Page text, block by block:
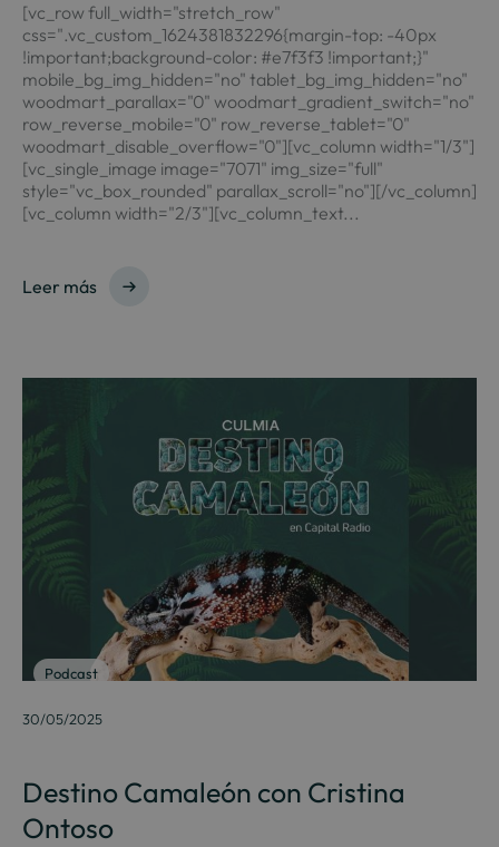
[vc_row full_width="stretch_row"
css=".vc_custom_1624381832296{margin-top: -40px
!important;background-color: #e7f3f3 !important;}"
mobile_bg_img_hidden="no" tablet_bg_img_hidden="no"
woodmart_parallax="0" woodmart_gradient_switch="no"
row_reverse_mobile="0" row_reverse_tablet="0"
woodmart_disable_overflow="0"][vc_column width="1/3"]
[vc_single_image image="7071" img_size="full"
style="vc_box_rounded" parallax_scroll="no"][/vc_column]
[vc_column width="2/3"][vc_column_text...
Leer más
Podcast
30/05/2025
Destino Camaleón con Cristina
Ontoso